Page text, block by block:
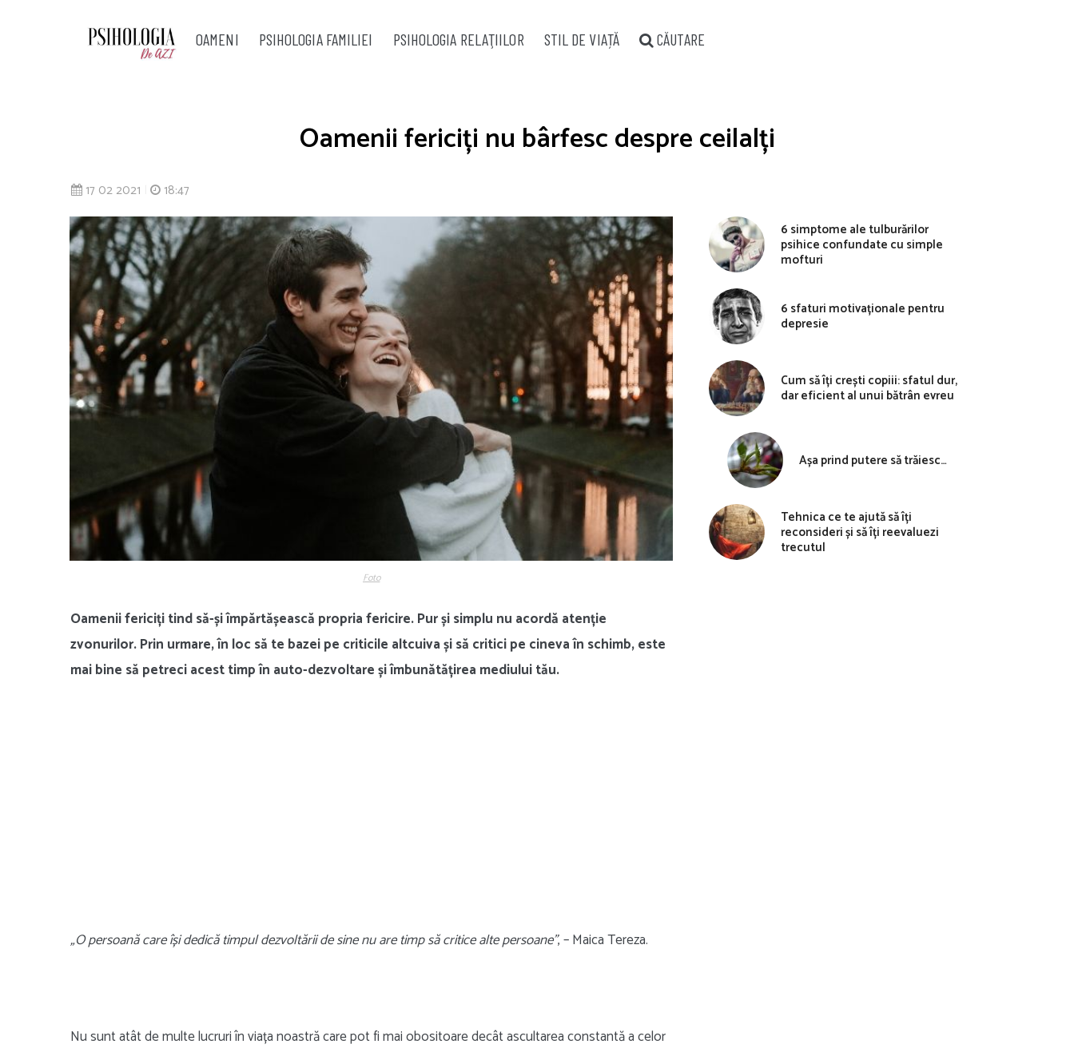
OAMENI PSIHOLOGIA FAMILIEI PSIHOLOGIA RELAŢIILOR STIL DE VIAȚĂ CĂUTARE
Oamenii fericiți nu bârfesc despre ceilalți
17 02 2021 18:47
Foto
Oamenii fericiți tind să-și împărtășească propria fericire. Pur și simplu nu acordă atenție
zvonurilor. Prin urmare, în loc să te bazei pe criticile altcuiva și să critici pe cineva în schimb, este
mai bine să petreci acest timp în auto-dezvoltare și îmbunătățirea mediului tău.
„O persoană care își dedică timpul dezvoltării de sine nu are timp să critice alte persoane”, – Maica Tereza.
Nu sunt atât de multe lucruri în viața noastră care pot fi mai obositoare decât ascultarea constantă a celor
6 simptome ale tulburărilor
psihice confundate cu simple
mofturi
6 sfaturi motivaționale pentru
depresie
Cum să îți crești copiii: sfatul dur,
dar eficient al unui bătrân evreu
Așa prind putere să trăiesc…
Tehnica ce te ajută să îți
reconsideri și să îți reevaluezi
trecutul